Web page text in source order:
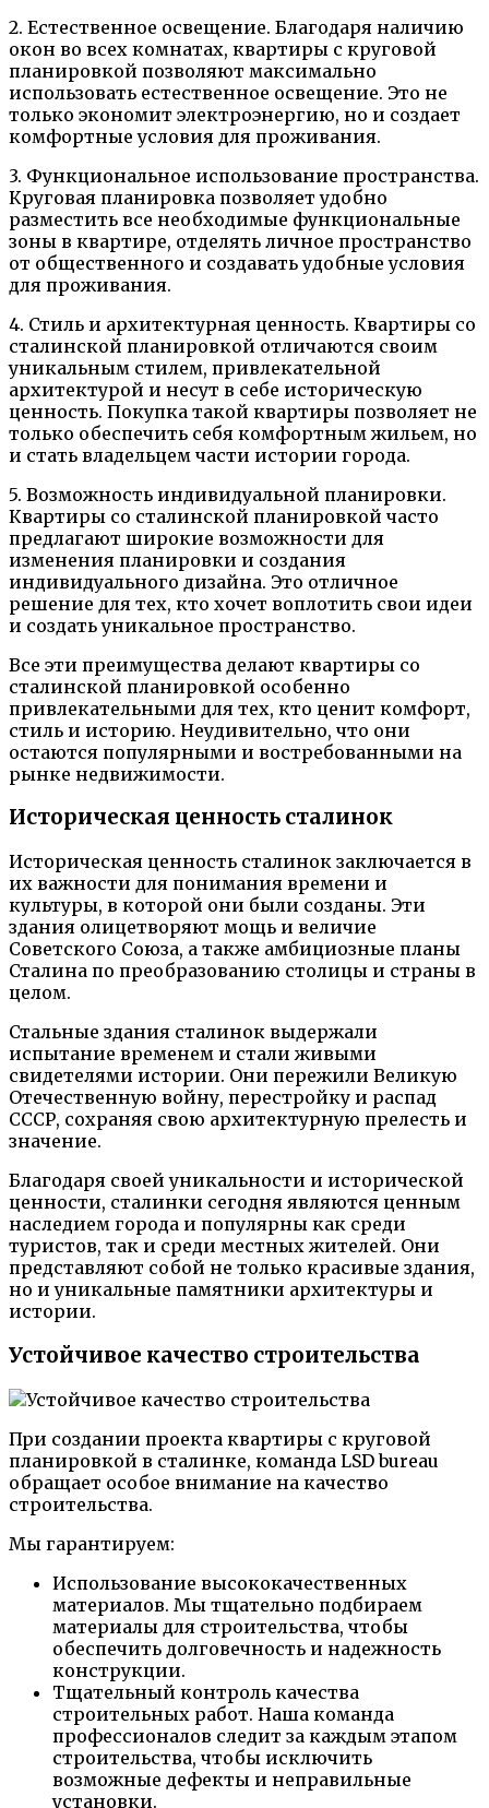
2. Естественное освещение. Благодаря наличию
окон во всех комнатах, квартиры с круговой
планировкой позволяют максимально
использовать естественное освещение. Это не
только экономит электроэнергию, но и создает
комфортные условия для проживания.
3. Функциональное использование пространства.
Круговая планировка позволяет удобно
разместить все необходимые функциональные
зоны в квартире, отделять личное пространство
от общественного и создавать удобные условия
для проживания.
4. Стиль и архитектурная ценность. Квартиры со
сталинской планировкой отличаются своим
уникальным стилем, привлекательной
архитектурой и несут в себе историческую
ценность. Покупка такой квартиры позволяет не
только обеспечить себя комфортным жильем, но
и стать владельцем части истории города.
5. Возможность индивидуальной планировки.
Квартиры со сталинской планировкой часто
предлагают широкие возможности для
изменения планировки и создания
индивидуального дизайна. Это отличное
решение для тех, кто хочет воплотить свои идеи
и создать уникальное пространство.
Все эти преимущества делают квартиры со
сталинской планировкой особенно
привлекательными для тех, кто ценит комфорт,
стиль и историю. Неудивительно, что они
остаются популярными и востребованными на
рынке недвижимости.
Историческая ценность сталинок
Историческая ценность сталинок заключается в
их важности для понимания времени и
культуры, в которой они были созданы. Эти
здания олицетворяют мощь и величие
Советского Союза, а также амбициозные планы
Сталина по преобразованию столицы и страны в
целом.
Стальные здания сталинок выдержали
испытание временем и стали живыми
свидетелями истории. Они пережили Великую
Отечественную войну, перестройку и распад
СССР, сохраняя свою архитектурную прелесть и
значение.
Благодаря своей уникальности и исторической
ценности, сталинки сегодня являются ценным
наследием города и популярны как среди
туристов, так и среди местных жителей. Они
представляют собой не только красивые здания,
но и уникальные памятники архитектуры и
истории.
Устойчивое качество строительства
При создании проекта квартиры с круговой
планировкой в сталинке, команда LSD bureau
обращает особое внимание на качество
строительства.
Мы гарантируем:
Использование высококачественных
материалов. Мы тщательно подбираем
материалы для строительства, чтобы
обеспечить долговечность и надежность
конструкции.
Тщательный контроль качества
строительных работ. Наша команда
профессионалов следит за каждым этапом
строительства, чтобы исключить
возможные дефекты и неправильные
установки.